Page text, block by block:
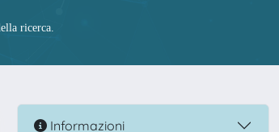
ricerca.
Informazioni